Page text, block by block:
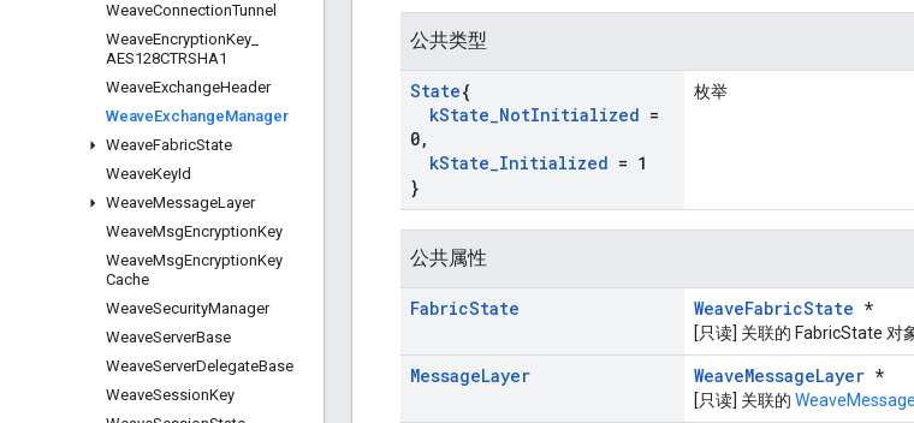
WeaveConnectionTunnel
WeaveEncryptionKey
AES128CTRSHA1
WeaveExchangeHeader
WeaveExchangeManager
WeaveFabricState
WeaveKeyId
WeaveMessageLayer
WeaveMsgEncryptionKey
WeaveMsgEncryptionKey
Cache
WeaveSecurityManager
WeaveServerBase
WeaveServerDelegateBase
WeaveSessionKey
公共类型
State{
kState_NotInitialized =
0,
kState_Initialized = 1
}
枚举
公共属性
FabricState WeaveFabricState *
[只读] 关联的 FabricState 对
MessageLayer WeaveMessageLayer *
[只读] 关联的